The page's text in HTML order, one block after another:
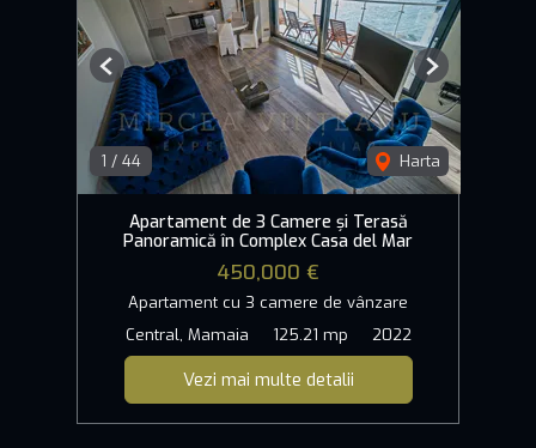
1 / 44 Harta
Previous Next
Apartament de 3 Camere și Terasă
Panoramică în Complex Casa del Mar
450,000 €
Apartament cu 3 camere de vânzare
Central, Mamaia
125.21 mp 2022
Vezi mai multe detalii